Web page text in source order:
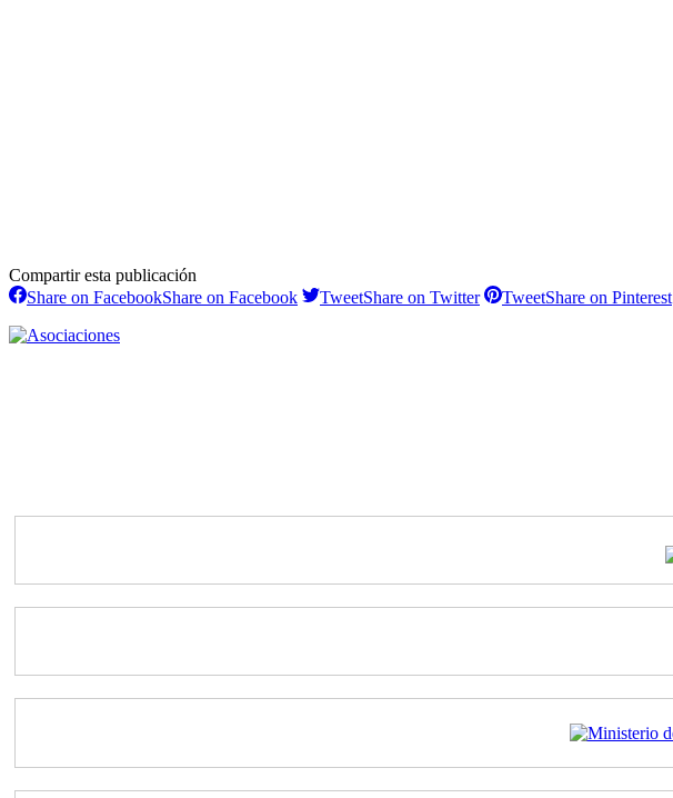
Compartir esta publicación
Share on FacebookShare on Facebook TweetShare on Twitter TweetShare on Pinterest